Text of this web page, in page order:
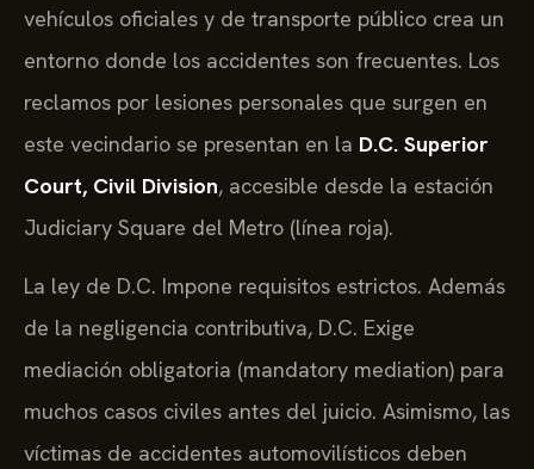
vehículos oficiales y de transporte público crea un
entorno donde los accidentes son frecuentes. Los
reclamos por lesiones personales que surgen en
este vecindario se presentan en la D.C. Superior
Court, Civil Division, accesible desde la estación
Judiciary Square del Metro (línea roja).
La ley de D.C. Impone requisitos estrictos. Además
de la negligencia contributiva, D.C. Exige
mediación obligatoria (mandatory mediation) para
muchos casos civiles antes del juicio. Asimismo, las
víctimas de accidentes automovilísticos deben